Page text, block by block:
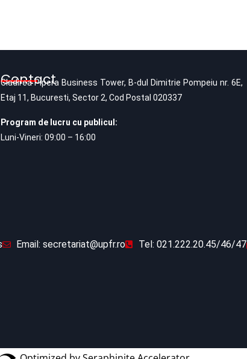
Contact
Cladirea Pipera Business Tower, B-dul Dimitrie Pompeiu nr. 6E,
Etaj 11, Bucuresti, Sector 2, Cod Postal 020337
Program de lucru cu publicul:
Luni-Vineri: 09:00 – 16:00
Email: secretariat@upfr.ro Tel: 021.222.20.45/46/47